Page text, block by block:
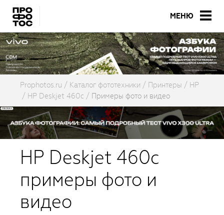
МЕНЮ
Prophotos.ru Каталог фототехники Принтеры
HP
HP Deskjet 460c
Примеры фото и видео
HP Deskjet 460c
примеры фото и
видео